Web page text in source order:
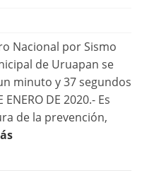
Nacional por Sismo
de Uruapan se
minuto y 37 segundos
ENERO DE 2020.- Es
de la prevención,